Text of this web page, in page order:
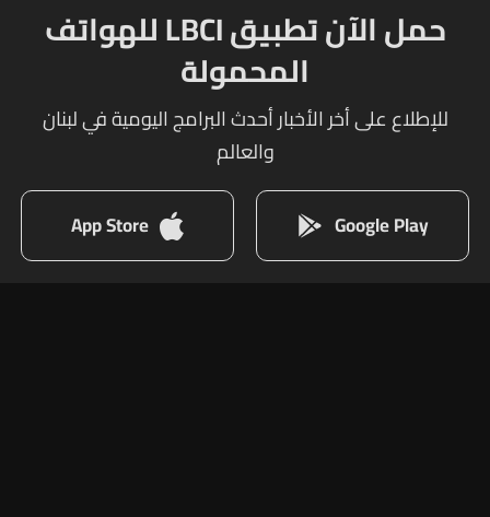
حمل الآن تطبيق LBCI للهواتف
المحمولة
للإطلاع على أخر الأخبار أحدث البرامج اليومية في لبنان
والعالم
Google Play
App Store